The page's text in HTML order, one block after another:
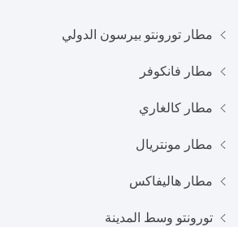
مطار تورونتو بيرسون الدولي
مطار فانكوفر
مطار كالغاري
مطار مونتريال
مطار هاليفاكس
تورونتو وسط المدينة